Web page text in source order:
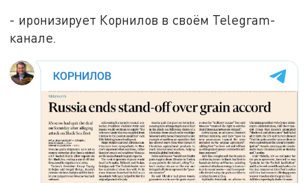
- иронизирует Корнилов в своём Telegram-
канале.